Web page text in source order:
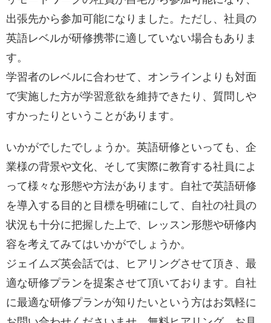
出張先から参加可能になりました。ただし、社員の
英語レベルが研修携帯に適していない場合もありま
す。
学習者のレベルに合わせて、オンラインよりも対面
で実施した方が学習意欲を維持できたり、質問しや
すかったりということがあります。
いかがでしたでしょうか。英語研修といっても、企
業様の背景や文化、そして実際に教育する社員によ
って様々な形態や方法があります。自社で英語研修
を導入する目的と目標を明確にして、自社の社員の
状況も十分に把握した上で、レッスン形態や研修内
容を考えてみてはいかがでしょうか。
ジェイムズ英会話では、ヒアリングさせて頂き、最
適な研修プランを提案させて頂いております。自社
に最適な研修プランが知りたいという方はお気軽に